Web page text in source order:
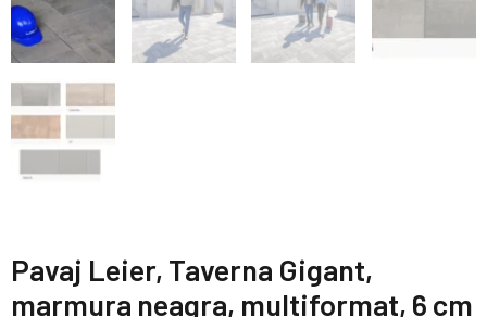
Pavaj Leier, Taverna Gigant,
marmura neagra, multiformat, 6 cm